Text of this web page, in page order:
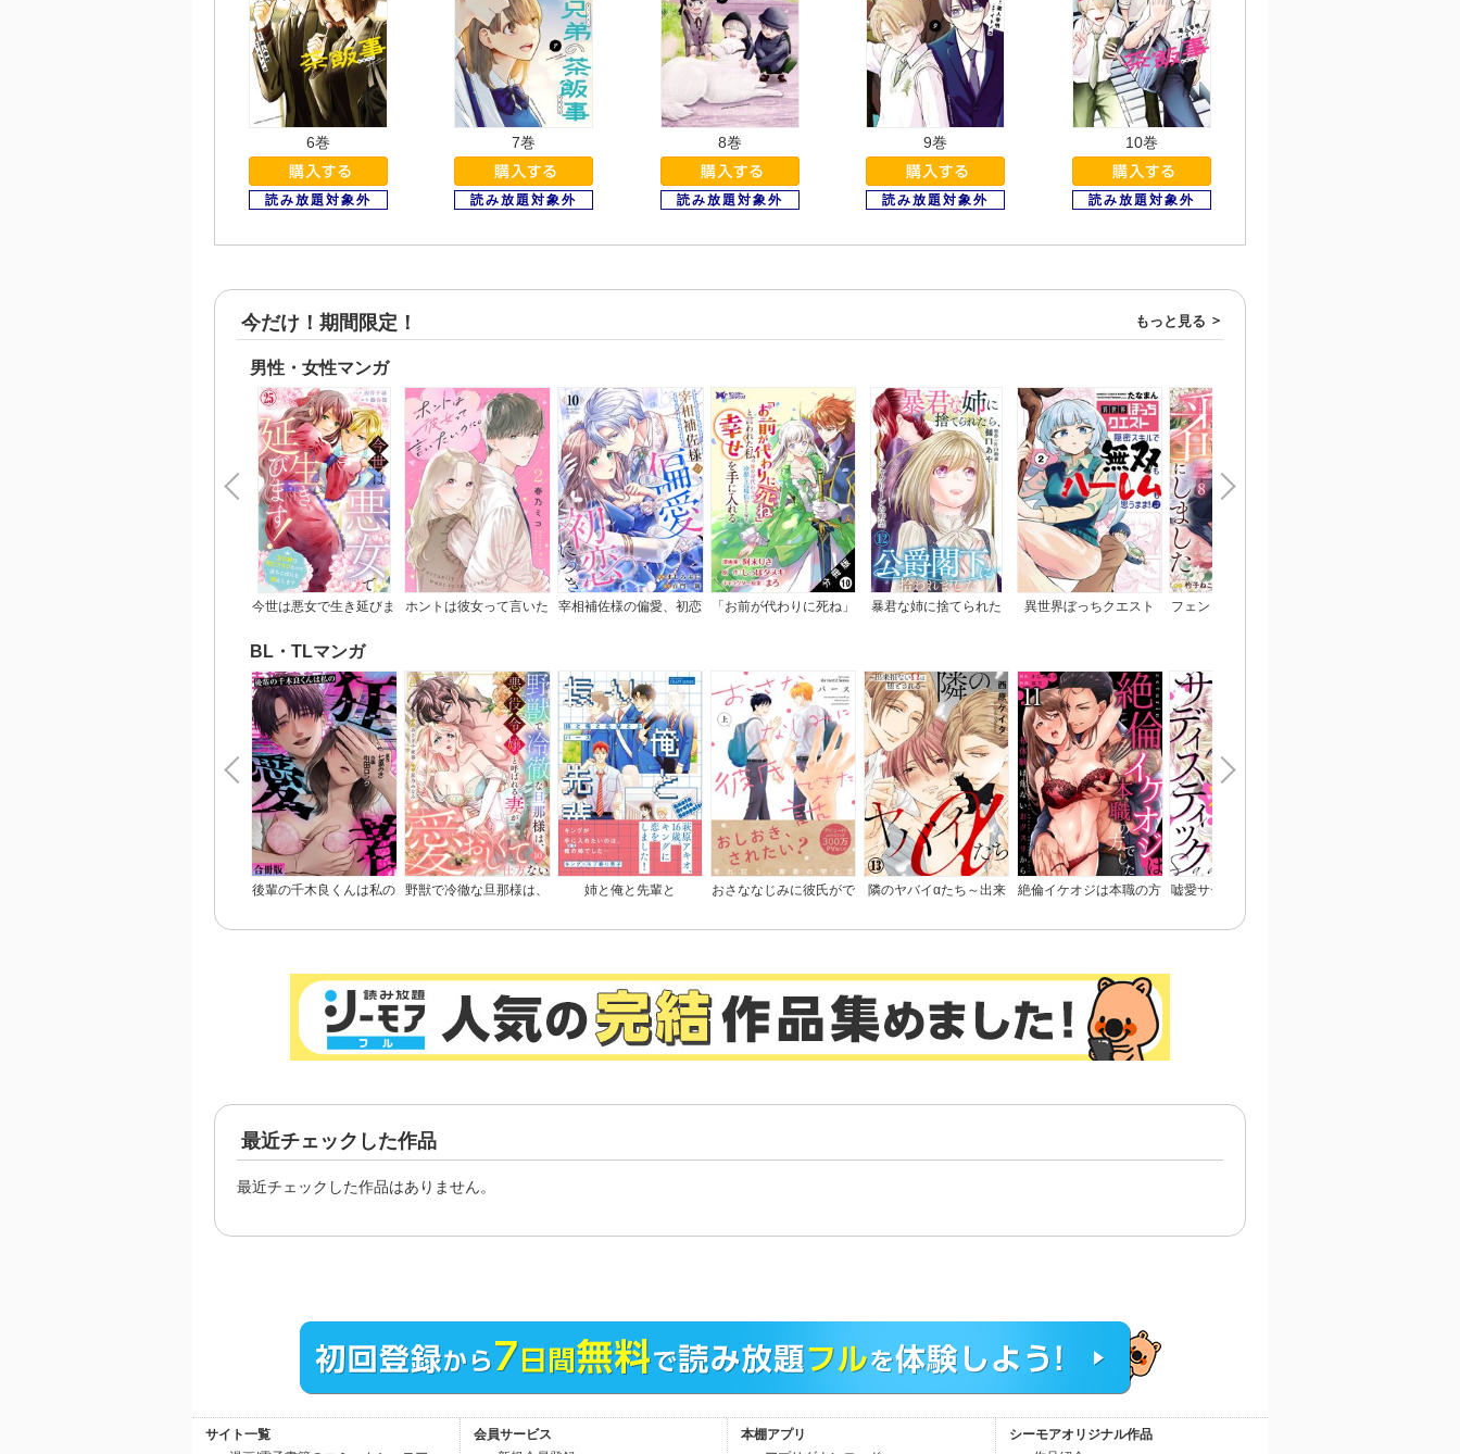
6巻 7巻 8巻 9巻 10巻
今だけ！期間限定！ もっと見る
男性・女性マンガ
今世は悪女で生き延びま
グなので、落ちこぼれを
婿にします～
ホントは彼女って言いた
宰相補佐様の偏愛、初恋
「お前が代わりに死ね」
れる（コミック） 分冊
版
暴君な姉に捨てられた
異世界ぼっちクエスト
フェンリル王子は私を番
BL・TLマンガ
後輩の千木良くんは私の
野獣で冷徹な旦那様は、
姉と俺と先輩と
おさななじみに彼氏がで
隣のヤバイαたち～出来
絶倫イケオジは本職の方
嘘愛サディスティック～
最近チェックした作品
最近チェックした作品はありません。
サイト一覧
会員サービス
本棚アプリ
シーモアオリジナル作品